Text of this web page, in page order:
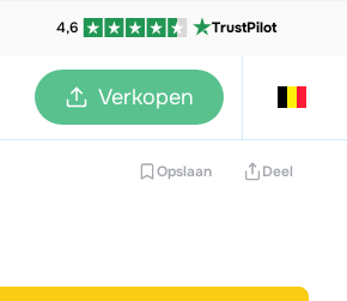
4,6 TrustPilot
Verkopen
Opslaan Deel